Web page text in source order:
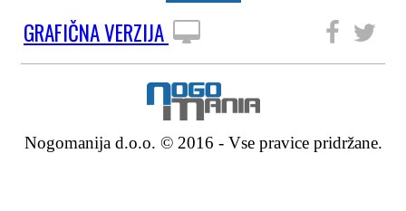
GRAFIČNA VERZIJA
Nogomanija d.o.o. © 2016 - Vse pravice pridržane.